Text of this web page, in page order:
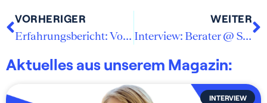
VORHERIGER
Erfahrungsbericht: Vom Einsteiger zum Projektleiter
WEITER
Interview: Berater @ Siemens Advanta Consulting
Aktuelles aus unserem Magazin:
INTERVIEW